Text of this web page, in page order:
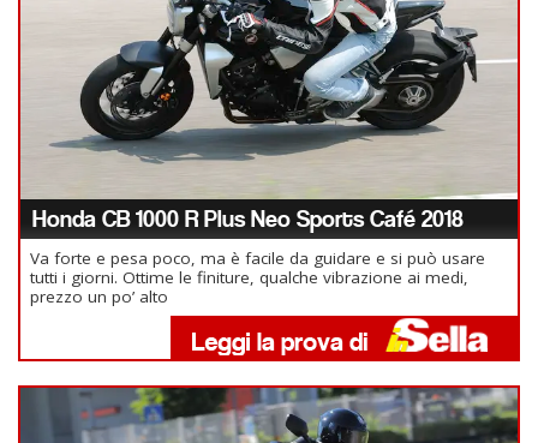
Honda CB 1000 R Plus Neo Sports Café 2018
Va forte e pesa poco, ma è facile da guidare e si può usare
tutti i giorni. Ottime le finiture, qualche vibrazione ai medi,
prezzo un po’ alto